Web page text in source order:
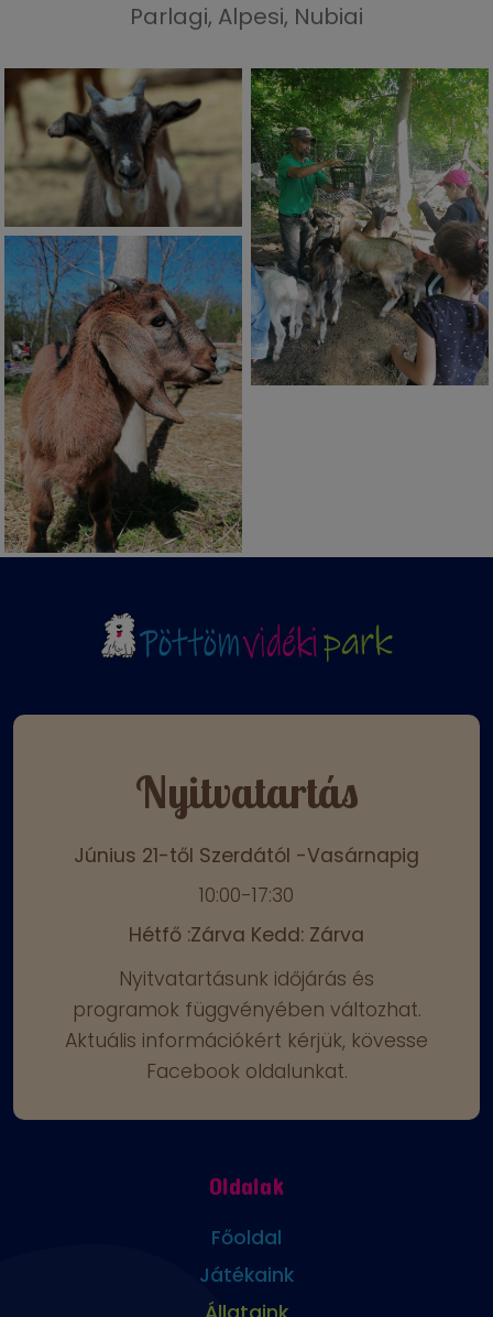
Parlagi, Alpesi, Nubiai
Nyitvatartás
Június 21-től Szerdától -Vasárnapig
10:00-17:30
Hétfő :Zárva Kedd: Zárva
Nyitvatartásunk időjárás és
programok függvényében változhat.
Aktuális információkért kérjük, kövesse
Facebook oldalunkat.
Oldalak
Főoldal
Játékaink